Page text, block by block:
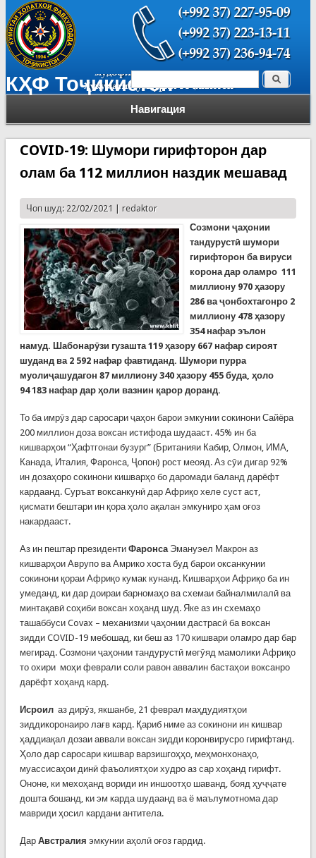
КҲФ Тоҷикистон
Навигация
Форма поиска Поиск
COVID-19: Шумори гирифторон дар
олам ба 112 миллион наздик мешавад
Чоп шуд: 22/02/2021 | redaktor
Созмони ҷаҳонии
тандурустӣ шумори
гирифторон ба вируси
корона дар оламро 111
миллиону 970 ҳазору
286 ваҷонбохтагонро 2
миллиону 478 ҳазору
354 нафар эълон
намуд. Шабонарӯзи гузашта 119 ҳазору 667 нафар сироят
шуданд ва 2 592 нафар фавтиданд. Шумори пурра
муолиҷашудагон 87 миллиону 340 ҳазору 455 буда, ҳоло
94 183 нафар дар ҳоли вазнин қарор доранд.
То ба имрӯз дар саросари ҷаҳон барои эмкунии сокинони Сайёра
200 миллион доза воксан истифода шудааст. 45% ин ба
кишварҳои “Ҳафтгонаи бузург” (Британияи Кабир, Олмон, ИМА,
Канада, Италия, Фаронса, Ҷопон) рост меояд. Аз сӯи дигар 92%
ин дозаҳоро сокинони кишварҳо бо даромади баланд дарёфт
кардаанд. Суръат воксанкунӣ дар Африқо хеле суст аст,
қисмати бештари ин қора ҳоло ақалан эмкуниро ҳам оғоз
накардааст.
Аз ин пештар президенти ФаронсаЭмануэел Макрон аз
кишварҳои Аврупо ва Амрико хоста буд барои оксанкунии
сокинони қораи Африқо кумак кунанд. Кишварҳои Африқо ба ин
умеданд, ки дар доираи барномаҳо ва схемаи байналмилалӣ ва
минтақавӣ соҳиби воксан хоҳанд шуд. Яке аз ин схемаҳо
ташаббуси Covax – механизми ҷаҳонии дастрасӣ ба воксан
зидди COVID-19 мебошад, ки беш аз 170 кишвари оламро дар бар
мегирад. Созмони ҷаҳонии тандурустӣ мегӯяд мамолики Африқо
то охири моҳи феврали соли равон аввалин бастаҳои воксанро
дарёфт хоҳанд кард.
Исроил аз дирӯз, якшанбе, 21 феврал маҳдудиятҳои
зиддикоронаиро лағв кард. Қариб ниме аз сокинони ин кишвар
ҳаддиақал дозаи аввали воксан зидди коронвирусро гирифтанд.
Ҳоло дар саросари кишвар варзишгоҳҳо, меҳмонхонаҳо,
муассисаҳои динӣ фаъолиятҳои худро аз сар хоҳанд гирифт.
Ононе, ки мехоҳанд вориди ин иншоотҳо шаванд, бояд ҳуҷҷате
дошта бошанд, ки эм карда шудаанд ва ё маълумотнома дар
мавриди ҳосил кардани антитела.
Дар Австралия эмкунии аҳолӣ оғоз гардид.